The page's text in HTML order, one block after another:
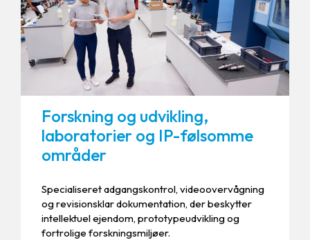
Forskning og udvikling,
laboratorier og IP-følsomme
områder
Specialiseret adgangskontrol, videoovervågning
og revisionsklar dokumentation, der beskytter
intellektuel ejendom, prototypeudvikling og
fortrolige forskningsmiljøer.